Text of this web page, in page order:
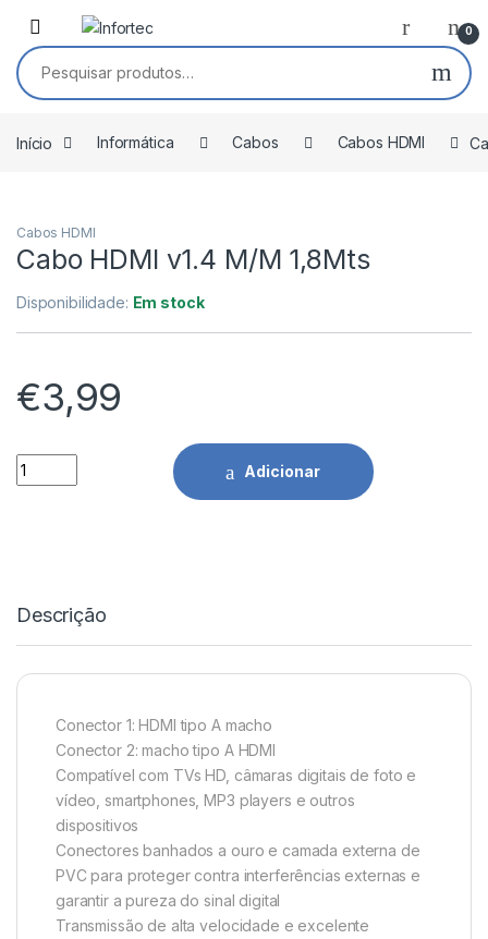
Saltar para navegação
Pular para o conteúdo
0
Pesquisar por:
Início Informática Cabos Cabos HDMI
Cabos HDMI
Cabo HDMI v1.4 M/M 1,8Mts
Disponibilidade: Em stock
€3,99
Cabo HDMI v1.4 M/M 1,8Mts quantidade
Adicionar
Descrição
Conector 1: HDMI tipo A macho
Conector 2: macho tipo A HDMI
Compatível com TVs HD, câmaras digitais de foto e
vídeo, smartphones, MP3 players e outros
dispositivos
Conectores banhados a ouro e camada externa de
PVC para proteger contra interferências externas e
garantir a pureza do sinal digital
Transmissão de alta velocidade e excelente